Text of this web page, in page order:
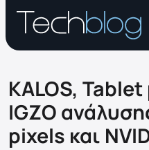
KALOS,
IGZO
pixels και